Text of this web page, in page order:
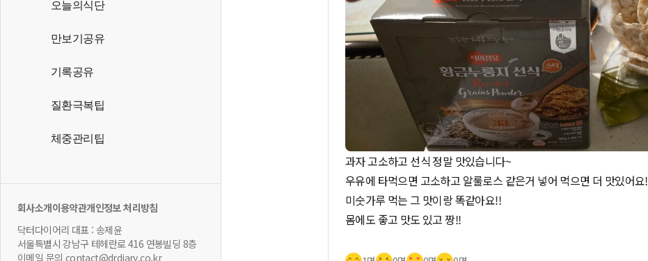
오늘의식단
만보기공유
기록공유
질환극복팁
체중관리팁
회사소개이용약관개인정보 처리방침
닥터다이어리 대표 : 송제윤
서울특별시 강남구 테헤란로 416 연봉빌딩 8층
이메일 문의 contact@drdiary.co.kr
과자 고소하고 선식 정말 맛있습니다~
우유에 타먹으면 고소하고 알룰로스 같은거 넣어 먹으면 더 맛있어요!
미숫가루 먹는 그 맛이랑 똑같아요!!
몸에도 좋고 맛도 있고 짱!!